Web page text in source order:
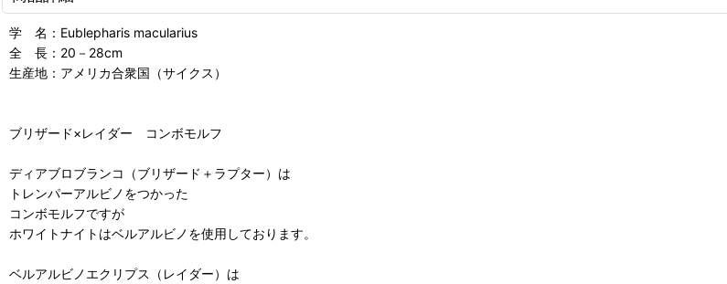
学 名：Eublepharis macularius
全 長：20－28cm
生産地：アメリカ合衆国（サイクス）
ブリザード×レイダー コンボモルフ
ディアブロブランコ（ブリザード＋ラプター）は
トレンパーアルビノをつかった
コンボモルフですが
ホワイトナイトはベルアルビノを使用しております。
ベルアルビノエクリプス（レイダー）は